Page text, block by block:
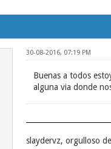
30-08-2016, 07:19 PM
Buenas a todos
alguna via donde
slaydervz, orgulloso